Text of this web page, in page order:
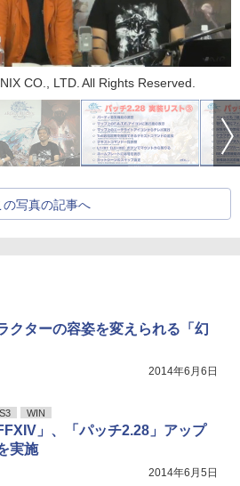
CO., LTD. All Rights Reserved.
の写真の記事へ
クターの容姿を変えられる「幻
2014年6月6日
WIN
」、「パッチ2.28」アップ
実施
2014年6月5日